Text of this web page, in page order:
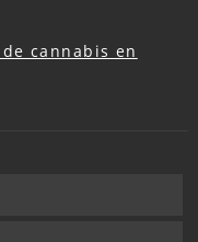
cannabis en